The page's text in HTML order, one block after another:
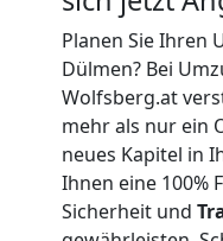
Planen Sie Ihren
Dülmen? Bei
Wolfsberg.at
mehr als nur ein
neues Kapitel in
Ihnen eine 100%
Sicherheit und
für
Senioren